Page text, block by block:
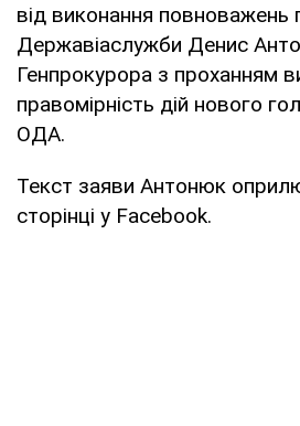
від виконання повноважень
Державіаслужби Денис
Генпрокурора з проханням
правомірність дій нового
ОДА.
Текст заяви Антонюк
сторінці у Facebook.